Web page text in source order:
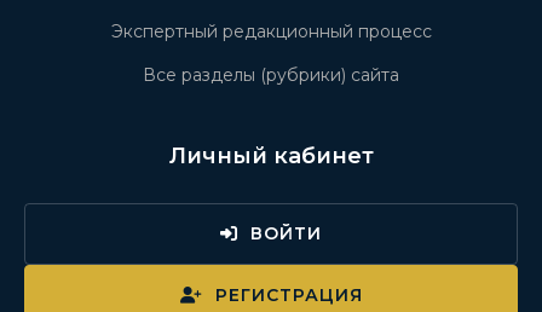
Экспертный редакционный процесс
Все разделы (рубрики) сайта
Личный кабинет
ВОЙТИ
РЕГИСТРАЦИЯ